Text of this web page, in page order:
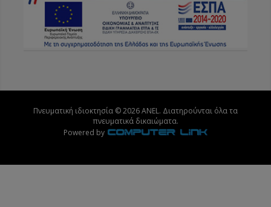
Πνευματική ιδιοκτησία © 2026 ANEL. Διατηρούνται όλα τα
πνευματικά δικαιώματα.
Powered by